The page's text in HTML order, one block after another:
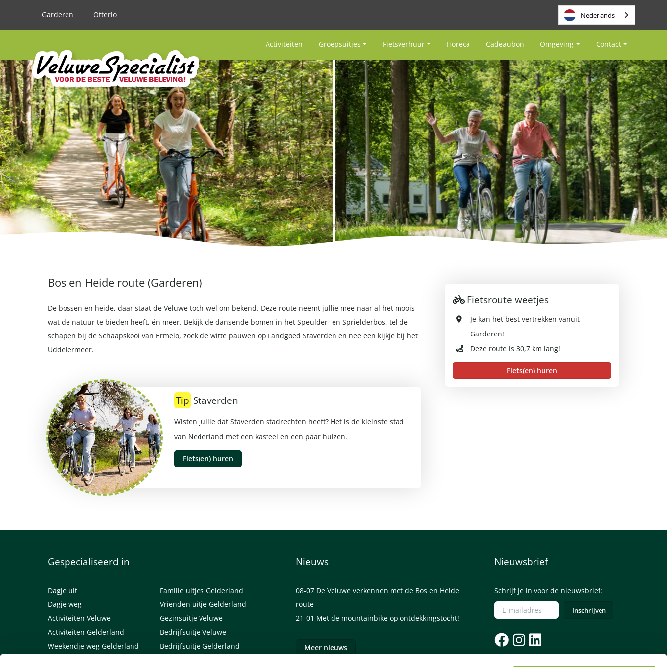
Garderen Otterlo Nederlands
Activiteiten Groepsuitjes Fietsverhuur Horeca Cadeaubon Omgeving Contact
Bos en Heide route (Garderen)
De bossen en heide, daar staat de Veluwe toch wel om bekend. Deze route neemt jullie mee naar al het moois
wat de natuur te bieden heeft, én meer. Bekijk de dansende bomen in het Speulder- en Sprielderbos, tel de
schapen bij de Schaapskooi van Ermelo, zoek de witte pauwen op Landgoed Staverden en nee een kijkje bij het
Uddelermeer.
Tip Staverden
Wisten jullie dat Staverden stadrechten heeft? Het is de kleinste stad
van Nederland met een kasteel en een paar huizen.
Fiets(en) huren
Fietsroute weetjes
Je kan het best vertrekken vanuit
Garderen!
Deze route is 30,7 km lang!
Fiets(en) huren
Gespecialiseerd in
Dagje uit
Dagje weg
Activiteiten Veluwe
Activiteiten Gelderland
Weekendje weg Gelderland
Familie uitjes Gelderland
Vrienden uitje Gelderland
Gezinsuitje Veluwe
Bedrijfsuitje Veluwe
Bedrijfsuitje Gelderland
Nieuws
08-07 De Veluwe verkennen met de Bos en Heide
route
21-01 Met de mountainbike op ontdekkingstocht!
Meer nieuws
Nieuwsbrief
Schrijf je in voor de nieuwsbrief: